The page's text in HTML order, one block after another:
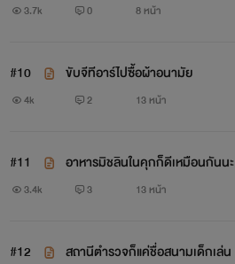
3.7k 0 8 หน้า
#10 ขับจีทีอาร์ไปซื้อผ้าอนามัย
4k 2 13 หน้า
#11 อาหารมิชลินในคุกก็ดีเหมือนกันนะ
3.4k 3 13 หน้า
#12 สถานีตำรวจก็แค่ชื่อสนามเด็กเล่น